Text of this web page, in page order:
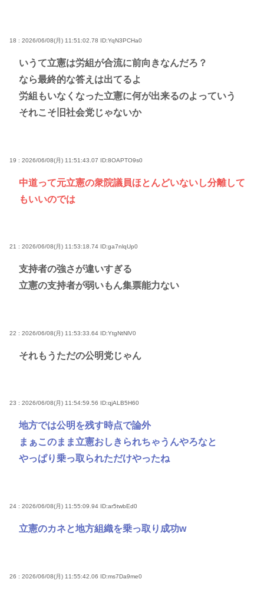
18 : 2026/06/08(月) 11:51:02.78 ID:YqN3PCHa0
いうて立憲は労組が合流に前向きなんだろ？
なら最終的な答えは出てるよ
労組もいなくなった立憲に何が出来るのよっていう
それこそ旧社会党じゃないか
19 : 2026/06/08(月) 11:51:43.07 ID:8OAPTO9s0
中道って元立憲の衆院議員ほとんどいないし分離して
もいいのでは
21 : 2026/06/08(月) 11:53:18.74 ID:ga7nlqUp0
支持者の強さが違いすぎる
立憲の支持者が弱いもん集票能力ない
22 : 2026/06/08(月) 11:53:33.64 ID:YtgNtNlV0
それもうただの公明党じゃん
23 : 2026/06/08(月) 11:54:59.56 ID:qjALB5H60
地方では公明を残す時点で論外
まぁこのまま立憲おしきられちゃうんやろなと
やっぱり乗っ取られただけやったね
24 : 2026/06/08(月) 11:55:09.94 ID:ar5twbEd0
立憲のカネと地方組織を乗っ取り成功w
26 : 2026/06/08(月) 11:55:42.06 ID:ms7Da9me0